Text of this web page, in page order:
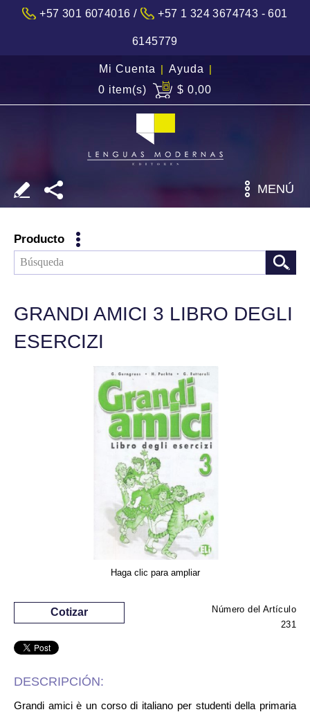
+57 301 6074016 / +57 1 324 3674743 - 601
6145779
Mi Cuenta | Ayuda |
0 item(s)
$ 0,00
MENÚ
Producto
GRANDI AMICI 3 LIBRO DEGLI
ESERCIZI
Haga clic para ampliar
Número del Artículo
231
Cotizar
DESCRIPCIÓN:
Grandi amici è un corso di italiano per studenti della primaria